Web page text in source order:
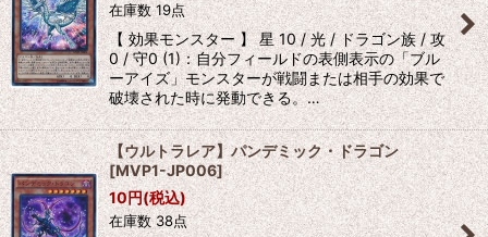
在庫数 19点
【 効果モンスター 】 星 10 / 光 / ドラゴン族 / 攻
0 / 守0 (1)：自分フィールドの表側表示の「ブル
ーアイズ」モンスターが戦闘または相手の効果で
破壊された時に発動できる。…
【ウルトラレア】パンデミック・ドラゴン
[MVP1-JP006]
10円(税込)
在庫数 38点